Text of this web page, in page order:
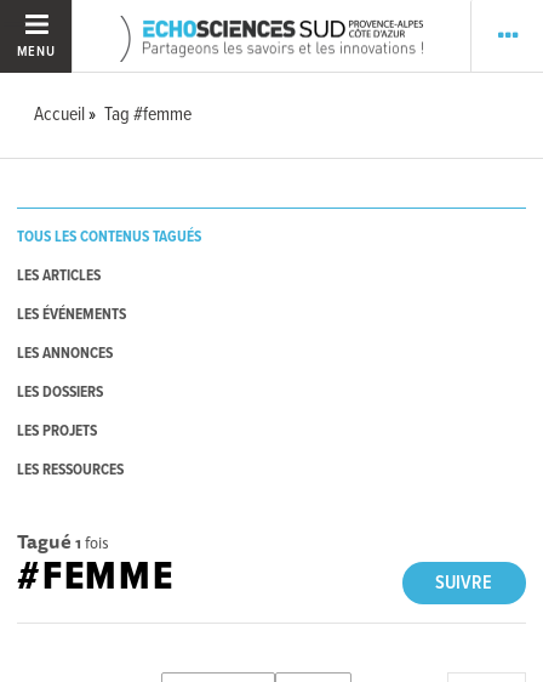
MENU
Accueil Tag #femme
TOUS LES CONTENUS TAGUÉS
LES ARTICLES
LES ÉVÉNEMENTS
LES ANNONCES
LES DOSSIERS
LES PROJETS
LES RESSOURCES
Tagué 1 fois
SUIVRE
#FEMME